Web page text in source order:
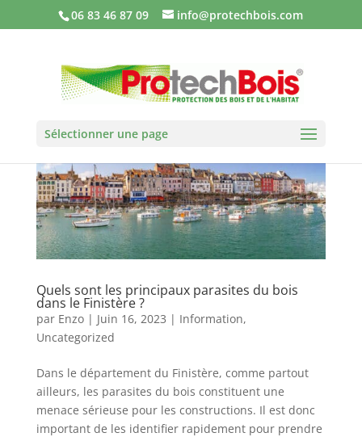
06 83 46 87 09 info@protechbois.com
Sélectionner une page
Quels sont les principaux parasites du bois
dans le Finistère ?
par Enzo| Juin 16, 2023 | Information,
Uncategorized
Dans le département du Finistère, comme partout
ailleurs, les parasites du bois constituent une
menace sérieuse pour les constructions. Il est donc
important de les identifier rapidement pour prendre